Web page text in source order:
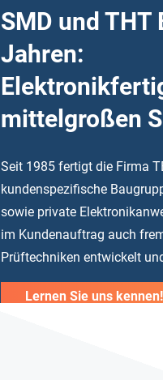
SMD und
Jahren:
mittelgroßen
Seit 1985 fertigt die Firma
kundenspezifische
sowie private
im Kundenauftrag auch
Prüftechniken entwickelt
Lernen Sie uns kennen!